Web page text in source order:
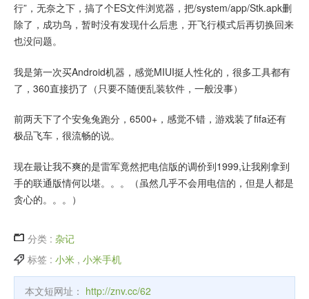
行”，无奈之下，搞了个ES文件浏览器，把/system/app/Stk.apk删
除了，成功鸟，暂时没有发现什么后患，开飞行模式后再切换回来
也没问题。
我是第一次买Android机器，感觉MIUI挺人性化的，很多工具都有
了，360直接扔了（只要不随便乱装软件，一般没事）
前两天下了个安兔兔跑分，6500+，感觉不错，游戏装了fifa还有
极品飞车，很流畅的说。
现在最让我不爽的是雷军竟然把电信版的调价到1999,让我刚拿到
手的联通版情何以堪。。。（虽然几乎不会用电信的，但是人都是
贪心的。。。）
分类 : 杂记
标签 : 小米 , 小米手机
本文短网址： http://znv.cc/62